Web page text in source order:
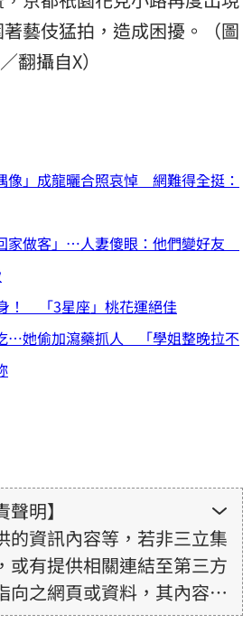
藝伎猛拍，造成困擾。（圖
／翻攝自X）
」成龍曬合照哀悼 網難得全挺：
家做客」…人妻傻眼：他們變好友
！ 「3星座」桃花運絕佳
…她偷加瀉藥抓人 「學姐整晚拉不
明】
的資訊內容等，若非三立集
或有提供相關連結至第三方
向之網頁或資料，其內容均
，相關權利均為該網站、內